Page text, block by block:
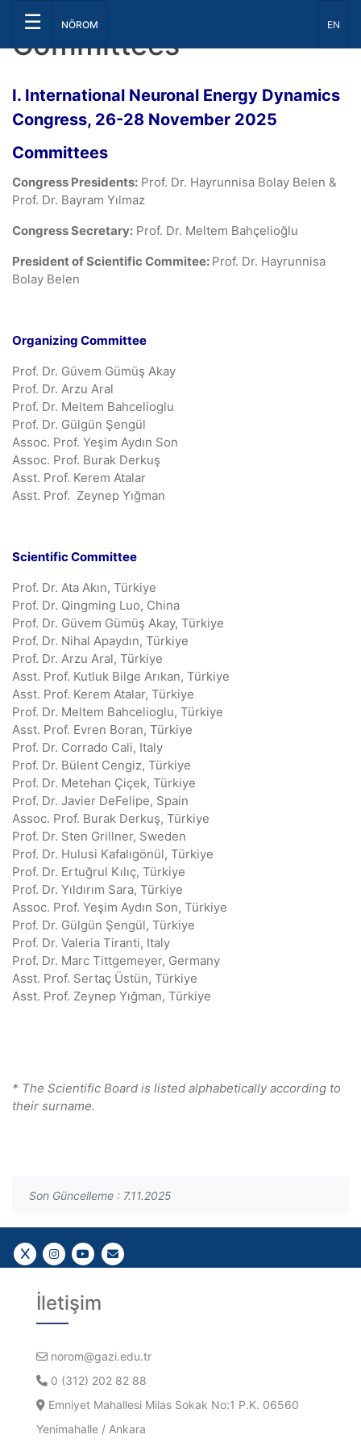
☰ NÖROM Dil
EN
Committees
I. International Neuronal Energy Dynamics
Congress, 26-28 November 2025
Committees
Congress Presidents: Prof. Dr. Hayrunnisa Bolay Belen &
Prof. Dr. Bayram Yılmaz
Congress Secretary: Prof. Dr. Meltem Bahçelioğlu
President of Scientific Commitee: Prof. Dr. Hayrunnisa
Bolay Belen
Organizing Committee
Prof. Dr. Güvem Gümüş Akay
Prof. Dr. Arzu Aral
Prof. Dr. Meltem Bahcelioglu
Prof. Dr. Gülgün Şengül
Assoc. Prof. Yeşim Aydın Son
Assoc. Prof. Burak Derkuş
Asst. Prof. Kerem Atalar
Asst. Prof. Zeynep Yığman
Scientific Committee
Prof. Dr. Ata Akın, Türkiye
Prof. Dr. Qingming Luo, China
Prof. Dr. Güvem Gümüş Akay, Türkiye
Prof. Dr. Nihal Apaydın, Türkiye
Prof. Dr. Arzu Aral, Türkiye
Asst. Prof. Kutluk Bilge Arıkan, Türkiye
Asst. Prof. Kerem Atalar, Türkiye
Prof. Dr. Meltem Bahcelioglu, Türkiye
Asst. Prof. Evren Boran, Türkiye
Prof. Dr. Corrado Cali, Italy
Prof. Dr. Bülent Cengiz, Türkiye
Prof. Dr. Metehan Çiçek, Türkiye
Prof. Dr. Javier DeFelipe, Spain
Assoc. Prof. Burak Derkuş, Türkiye
Prof. Dr. Sten Grillner, Sweden
Prof. Dr. Hulusi Kafalıgönül, Türkiye
Prof. Dr. Ertuğrul Kılıç, Türkiye
Prof. Dr. Yıldırım Sara, Türkiye
Assoc. Prof. Yeşim Aydın Son, Türkiye
Prof. Dr. Gülgün Şengül, Türkiye
Prof. Dr. Valeria Tiranti, Italy
Prof. Dr. Marc Tittgemeyer, Germany
Asst. Prof. Sertaç Üstün, Türkiye
Asst. Prof. Zeynep Yığman, Türkiye
* The Scientific Board is listed alphabetically according to
their surname.
Son Güncelleme : 7.11.2025
Bizi takip edin
Bizi takip edin
YouTubeGazi E-Mail
İletişim
norom@gazi.edu.tr
0 (312) 202 82 88
Emniyet Mahallesi Milas Sokak No:1 P.K. 06560
Yenimahalle / Ankara